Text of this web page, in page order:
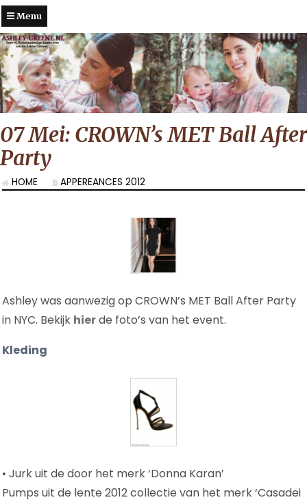
Menu
07 Mei: CROWN’s MET Ball After
Party
HOME APPEREANCES 2012
Ashley was aanwezig op CROWN’s MET Ball After Party
in NYC. Bekijk hierde foto’s van het event.
Kleding
• Jurk uit de door het merk ‘Donna Karan’
Pumps uit de lente 2012 collectie van het merk ‘Casadei